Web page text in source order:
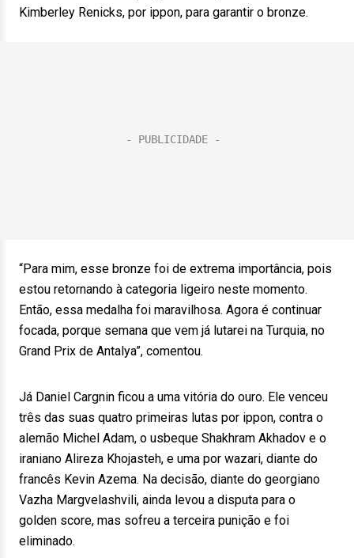
Kimberley Renicks, por ippon, para garantir o bronze.
“Para mim, esse bronze foi de extrema importância, pois
estou retornando à categoria ligeiro neste momento.
Então, essa medalha foi maravilhosa. Agora é continuar
focada, porque semana que vem já lutarei na Turquia, no
Grand Prix de Antalya”, comentou.
Já Daniel Cargnin ficou a uma vitória do ouro. Ele venceu
três das suas quatro primeiras lutas por ippon, contra o
alemão Michel Adam, o usbeque Shakhram Akhadov e o
iraniano Alireza Khojasteh, e uma por wazari, diante do
francês Kevin Azema. Na decisão, diante do georgiano
Vazha Margvelashvili, ainda levou a disputa para o
golden score, mas sofreu a terceira punição e foi
eliminado.